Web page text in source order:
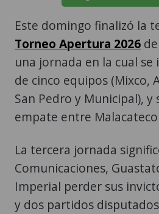
Este domingo finalizó la
Torneo Apertura 2026
una jornada en la cual se
de cinco equipos (Mixco,
San Pedro y Municipal),
empate entre Malacateco
La tercera jornada
Comunicaciones,
Imperial perder sus
y dos partidos